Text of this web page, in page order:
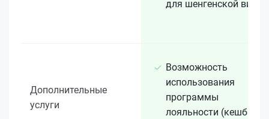
для шенгенской визы
Дополнительные
услуги
Возможность
использования
программы
лояльности (кешбэк